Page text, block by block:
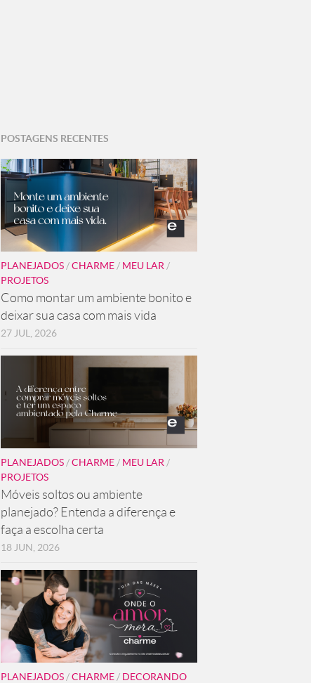
POSTAGENS RECENTES
PLANEJADOS /CHARME / MEU LAR /
PROJETOS
Como montar um ambiente bonito e
deixar sua casa com mais vida
27 JUL, 2026
PLANEJADOS /CHARME / MEU LAR /
PROJETOS
Móveis soltos ou ambiente
planejado? Entenda a diferença e
faça a escolha certa
18 JUN, 2026
PLANEJADOS /CHARME / DECORANDO